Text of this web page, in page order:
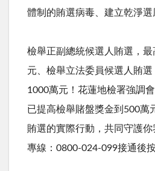
體制的賄選病毒、建立乾淨選
檢舉正副總統候選人賄選，
元、檢舉立法委員候選人賄
1000萬元！花蓮地檢署強調
已提高檢舉賭盤獎金到500萬
賄選的實際行動，共同守護
專線：0800-024-099接通後